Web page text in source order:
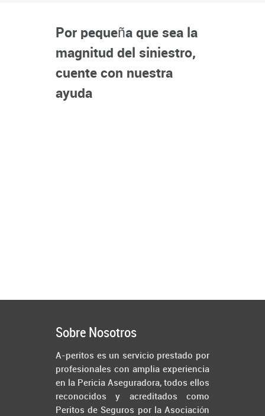
Por pequeña que sea la
magnitud del siniestro,
cuente con nuestra
ayuda
Sobre Nosotros
A-peritos es un servicio prestado por
profesionales con amplia experiencia
en la Pericia Aseguradora, todos ellos
reconocidos y acreditados como
Peritos de Seguros por la Asociación